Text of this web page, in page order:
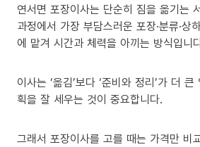
연서면 포장이사는 단순히 짐을 옮기는
과정에서 가장 부담스러운 포장·분류·상
에 맡겨 시간과 체력을 아끼는 방식입니
이사는 ‘옮김’보다 ‘준비와 정리’가 더
획을 잘 세우는 것이 중요합니다.
그래서 포장이사를 고를 때는 가격만 비